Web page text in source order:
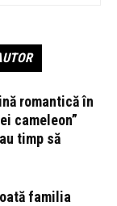
romantică în
cameleon”
timp să
familia